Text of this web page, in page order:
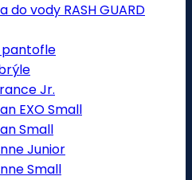
do vody RASH GUARD
pantofle
Jr.
EXO Small
Small
Junior
Small